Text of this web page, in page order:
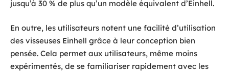
jusqu’à 30 % de plus qu’un modèle équivalent d’Einhell.
En outre, les utilisateurs notent une facilité d’utilisation
des visseuses Einhell grâce à leur conception bien
pensée. Cela permet aux utilisateurs, même moins
expérimentés, de se familiariser rapidement avec les